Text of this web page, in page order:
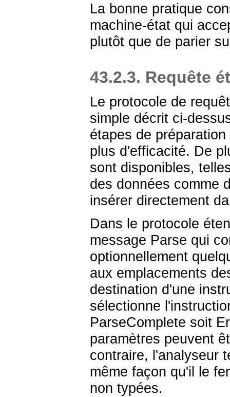
La bonne pratique
machine-état qui
plutôt que de parier
43.2.3. Requête
Le protocole de
simple décrit ci-
étapes de
plus d'efficacité. De
sont disponibles,
des données comme
insérer directement
Dans le protocole
message Parse qui
optionnellement
aux emplacements
destination d'une
sélectionne
ParseComplete soit
paramètres peuvent
contraire, l'analyseur
même façon qu'il le
non typées.